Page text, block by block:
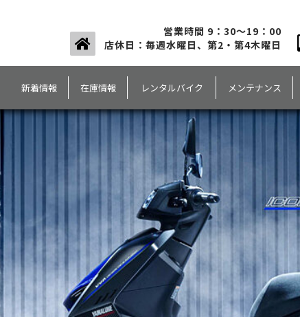
営業時間 9：30～19：00
店休日：毎週水曜日、第2・第4木曜日
新着情報 在庫情報 レンタルバイク メンテナンス